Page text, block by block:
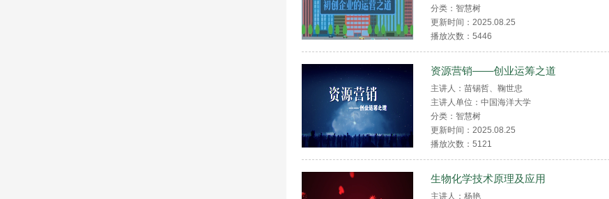
分类：智慧树
更新时间：2025.08.25
播放次数： 5446
资源营销——创业运筹之道
主讲人：苗锡哲、鞠世忠
主讲人单位：中国海洋大学
分类：智慧树
更新时间：2025.08.25
播放次数： 5121
生物化学技术原理及应用
主讲人：杨艳